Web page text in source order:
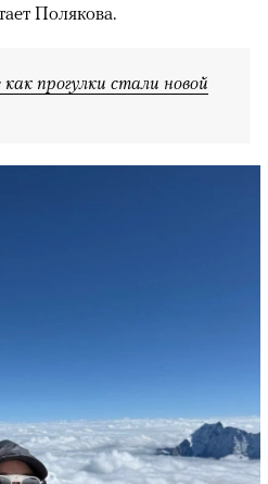
Полякова.
прогулки стали новой